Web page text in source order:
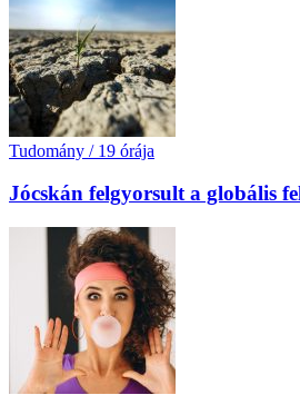
Tudomány / 19 órája
Jócskán felgyorsult a globális